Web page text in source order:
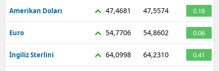
Amerikan Doları 47,4681 47,5574 0.18
Euro 54,7706 54,8602 0.06
İngiliz Sterlini 64,0998 64,2310 0.41